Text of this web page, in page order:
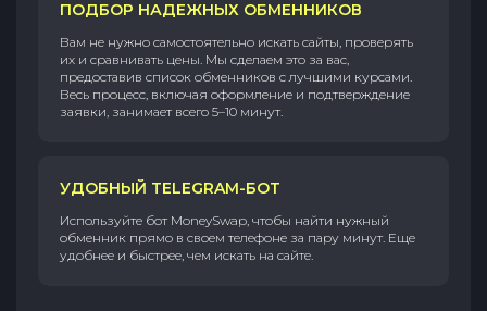
ПОДБОР НАДЕЖНЫХ ОБМЕННИКОВ
Вам не нужно самостоятельно искать сайты, проверять
их и сравнивать цены. Мы сделаем это за вас,
предоставив список обменников с лучшими курсами.
Весь процесс, включая оформление и подтверждение
заявки, занимает всего 5–10 минут.
УДОБНЫЙ TELEGRAM-БОТ
Используйте бот MoneySwap, чтобы найти нужный
обменник прямо в своем телефоне за пару минут. Еще
удобнее и быстрее, чем искать на сайте.